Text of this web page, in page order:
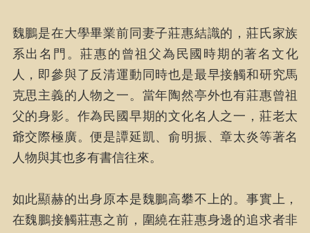
魏鵬是在大學畢業前同妻子莊惠結識的，莊氏家族
系出名門。莊惠的曾祖父為民國時期的著名文化
人，即參與了反清運動同時也是最早接觸和研究馬
克思主義的人物之一。當年陶然亭外也有莊惠曾祖
父的身影。作為民國早期的文化名人之一，莊老太
爺交際極廣。便是譚延凱、俞明振、章太炎等著名
人物與其也多有書信往來。
如此顯赫的出身原本是魏鵬高攀不上的。事實上，
在魏鵬接觸莊惠之前，圍繞在莊惠身邊的追求者非